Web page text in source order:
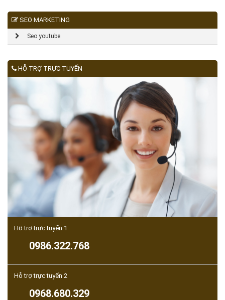
SEO MARKETING
Seo youtube
HỖ TRỢ TRỰC TUYẾN
Hỗ trợ trực tuyến 1
0986.322.768
Hỗ trợ trực tuyến 2
0968.680.329